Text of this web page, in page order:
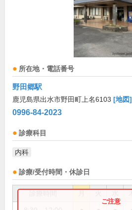
所在地・電話番号
野田郷駅
鹿児島県出水市野田町上名6103 [地図]
0996-84-2023
診療科目
内科
診療/受付時間・休診日